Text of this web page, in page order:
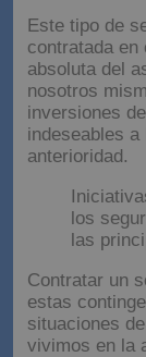
Este tipo de
contratada
absoluta del
nosotros
inversiones
indeseables a
anterioridad.
los
las
Contratar un
estas
situaciones
vivimos en la